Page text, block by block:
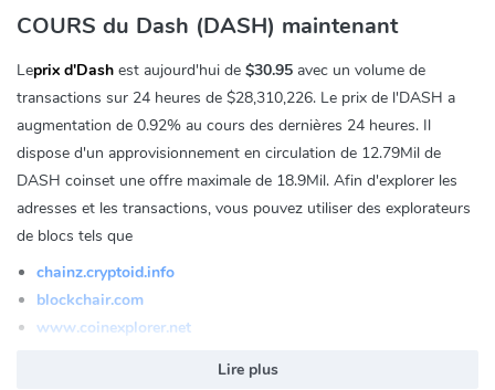
COURS du Dash (DASH) maintenant
Leprix d'Dash est aujourd'hui de $30.95 avec un volume de
transactions sur 24 heures de $28,310,226. Le prix de l'DASH a
augmentation de 0.92% au cours des dernières 24 heures. Il
dispose d'un approvisionnement en circulation de 12.79Mil de
DASH coinset une offre maximale de 18.9Mil. Afin d'explorer les
adresses et les transactions, vous pouvez utiliser des explorateurs
de blocs tels que
chainz.cryptoid.info
blockchair.com
www.coinexplorer.net
Lire plus